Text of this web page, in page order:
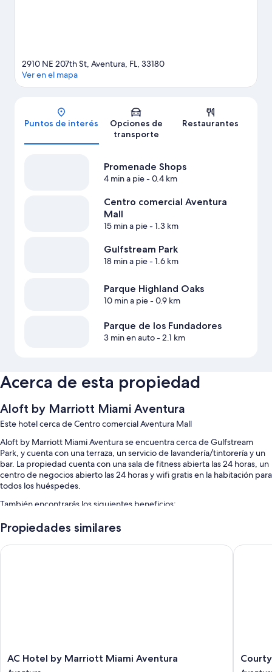
Mapa
2910 NE 207th St, Aventura, FL, 33180
Ver en el mapa
Puntos de interés
Opciones de
transporte
Restaurantes
Promenade Shops
4 min a pie- 0.4 km
Centro comercial Aventura
Mall
15 min a pie- 1.3 km
Gulfstream Park
18 min a pie- 1.6 km
Parque Highland Oaks
10 min a pie- 0.9 km
Parque de los Fundadores
3 min en auto- 2.1 km
Acerca de esta propiedad
Aloft by Marriott Miami Aventura
Este hotel cerca de Centro comercial Aventura Mall
Aloft by Marriott Miami Aventura se encuentra cerca de Gulfstream
Park, y cuenta con una terraza, un servicio de lavandería/tintorería y un
bar. La propiedad cuenta con una sala de fitness abierta las 24 horas, un
centro de negocios abierto las 24 horas y wifi gratis en la habitación para
todos los huéspedes.
También encontrarás los siguientes beneficios:
Una piscina al aire libre
Las 207 habitaciones proporcionan comodidades como espacios para
Propiedades similares
AC
Hotel
AC Hotel by Marriott Miami Aventura
AC Hotel by Marriott Miami Aventura
by